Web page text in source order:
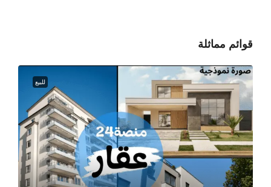
قوائم مماثلة
للبيع